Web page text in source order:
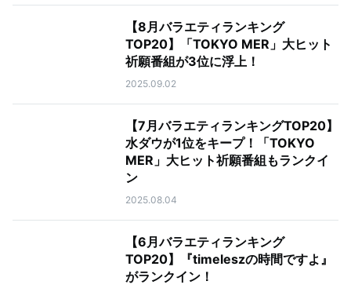
【8月バラエティランキング
TOP20】「TOKYO MER」大ヒット
祈願番組が3位に浮上！
2025.09.02
【7月バラエティランキングTOP20】
水ダウが1位をキープ！「TOKYO
MER」大ヒット祈願番組もランクイ
ン
2025.08.04
【6月バラエティランキング
TOP20】『timeleszの時間ですよ』
がランクイン！